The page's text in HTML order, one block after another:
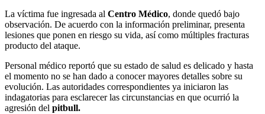
La víctima fue ingresada al Centro Médico, donde quedó bajo
observación. De acuerdo con la información preliminar, presenta
lesiones que ponen en riesgo su vida, así como múltiples fracturas
producto del ataque.
Personal médico reportó que su estado de salud es delicado y hasta
el momento no se han dado a conocer mayores detalles sobre su
evolución. Las autoridades correspondientes ya iniciaron las
indagatorias para esclarecer las circunstancias en que ocurrió la
agresión del pitbull.